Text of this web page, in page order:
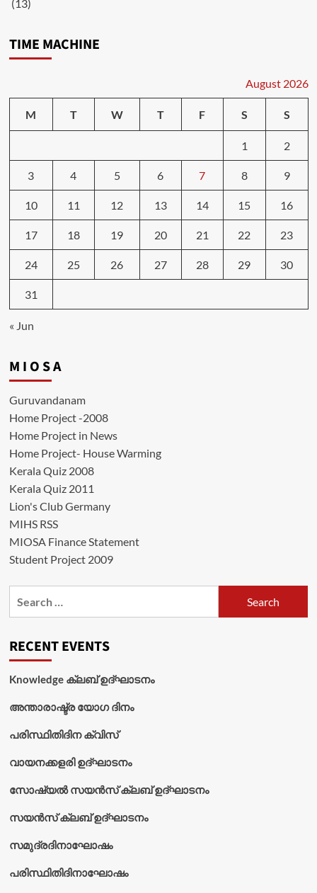
(13)
TIME MACHINE
August 2026
M T W T F S S
1 2
3 4 5 6 7 8 9
10 11 12 13 14 15 16
17 18 19 20 21 22 23
24 25 26 27 28 29 30
31
« Jun
M I O S A
Guruvandanam
Home Project -2008
Home Project in News
Home Project- House Warming
Kerala Quiz 2008
Kerala Quiz 2011
Lion's Club Germany
MIHS RSS
MIOSA Finance Statement
Student Project 2009
RECENT EVENTS
Knowledge ക്ലബ് ഉദ്‌ഘാടനം
അന്താരാഷ്ട്ര യോഗ ദിനം
പരിസ്ഥിതിദിന ക്വിസ്
വായനക്കളരി ഉദ്‌ഘാടനം
സോഷ്യൽ സയൻസ് ക്ലബ് ഉദ്‌ഘാടനം
സയൻസ് ക്ലബ് ഉദ്‌ഘാടനം
സമുദ്രദിനാഘോഷം
പരിസ്ഥിതിദിനാഘോഷം